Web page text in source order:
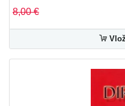
Colección Saber.es -
Companeros (A1–B2)
El mundo de Valentina
8,00 €